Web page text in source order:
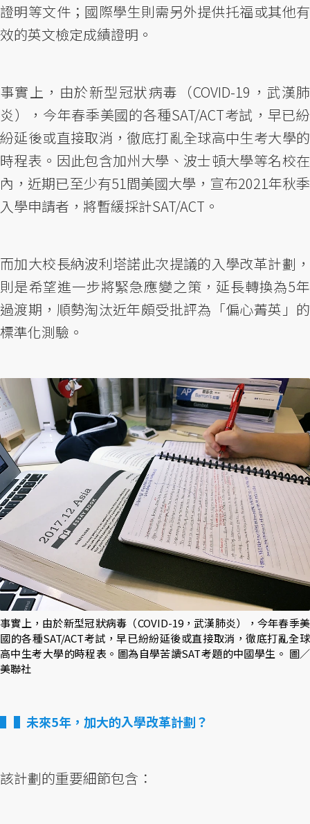
證明等文件；國際學生則需另外提供托福或其他有
效的英文檢定成績證明。
事實上，由於新型冠狀病毒（COVID-19，武漢肺
炎），今年春季美國的各種SAT/ACT考試，早已紛
紛延後或直接取消，徹底打亂全球高中生考大學的
時程表。因此包含加州大學、波士頓大學等名校在
內，近期已至少有51間美國大學，宣布2021年秋季
入學申請者，將暫緩採計SAT/ACT。
而加大校長納波利塔諾此次提議的入學改革計劃，
則是希望進一步將緊急應變之策，延長轉換為5年
過渡期，順勢淘汰近年頗受批評為「偏心菁英」的
標準化測驗。
事實上，由於新型冠狀病毒（COVID-19，武漢肺炎），今年春季美
國的各種SAT/ACT考試，早已紛紛延後或直接取消，徹底打亂全球
高中生考大學的時程表。圖為自學苦讀SAT考題的中國學生。 圖／
美聯社
▌未來5年，加大的入學改革計劃？
該計劃的重要細節包含：